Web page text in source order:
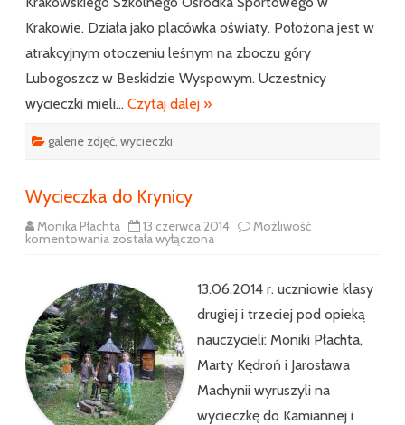
Krakowie. Działa jako placówka oświaty. Położona jest w
atrakcyjnym otoczeniu leśnym na zboczu góry
Lubogoszcz w Beskidzie Wyspowym. Uczestnicy
wycieczki mieli… Czytaj dalej »
galerie zdjęć wycieczki
Wycieczka do Krynicy
Monika Płachta 13 czerwca 2014 Możliwość
komentowania Wycieczka
została wyłączona
13.06.2014 r. uczniowie klasy
drugiej i trzeciej pod opieką
nauczycieli: Moniki Płachta,
Marty Kędroń i Jarosława
Machynii wyruszyli na
wycieczkę do Kamiannej i